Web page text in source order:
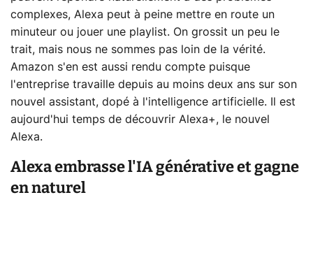
complexes, Alexa peut à peine mettre en route un
minuteur ou jouer une playlist. On grossit un peu le
trait, mais nous ne sommes pas loin de la vérité.
Amazon s'en est aussi rendu compte puisque
l'entreprise travaille depuis au moins deux ans sur son
nouvel assistant, dopé à l'intelligence artificielle. Il est
aujourd'hui temps de découvrir Alexa+, le nouvel
Alexa.
Alexa embrasse l'IA générative et gagne
en naturel